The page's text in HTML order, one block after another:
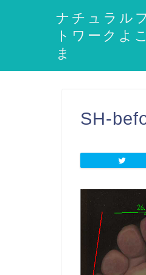
ナチュラル
トワークよ
ま
SH-